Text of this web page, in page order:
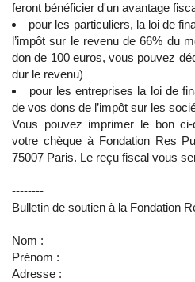
feront bénéficier d'un avantage
pour les particuliers, la loi de
l’impôt sur le revenu de 66% du
don de 100 euros, vous pouvez
dur le revenu)
pour les entreprises la loi de
de vos dons de l’impôt sur les
Vous pouvez imprimer le bon ci-
votre chèque à Fondation Res
75007 Paris. Le reçu fiscal vous
--------
Bulletin de soutien à la Fondation
Nom :
Prénom :
Adresse :